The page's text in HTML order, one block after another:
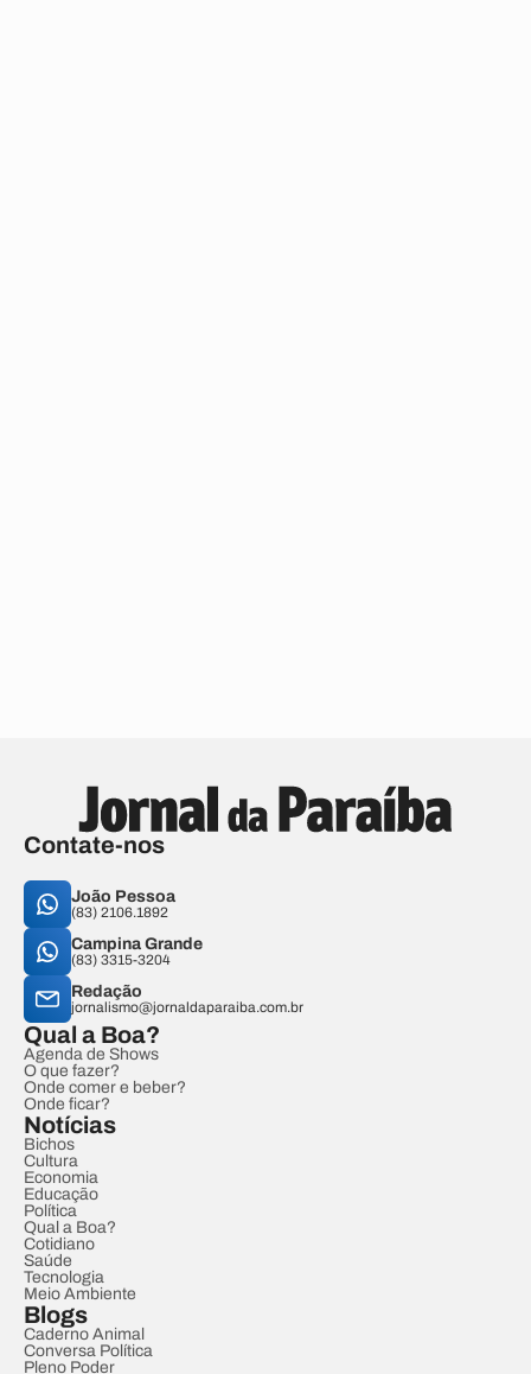
Contate-nos
João Pessoa
(83) 2106.1892
Campina Grande
(83) 3315-3204
Redação
jornalismo@jornaldaparaiba.com.br
Qual a Boa?
Agenda de Shows
O que fazer?
Onde comer e beber?
Onde ficar?
Notícias
Bichos
Cultura
Economia
Educação
Política
Qual a Boa?
Cotidiano
Saúde
Tecnologia
Meio Ambiente
Blogs
Caderno Animal
Conversa Política
Pleno Poder